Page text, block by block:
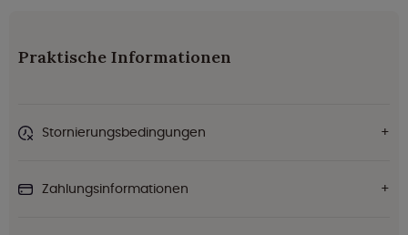
Praktische Informationen
Stornierungsbedingungen
Zahlungsinformationen